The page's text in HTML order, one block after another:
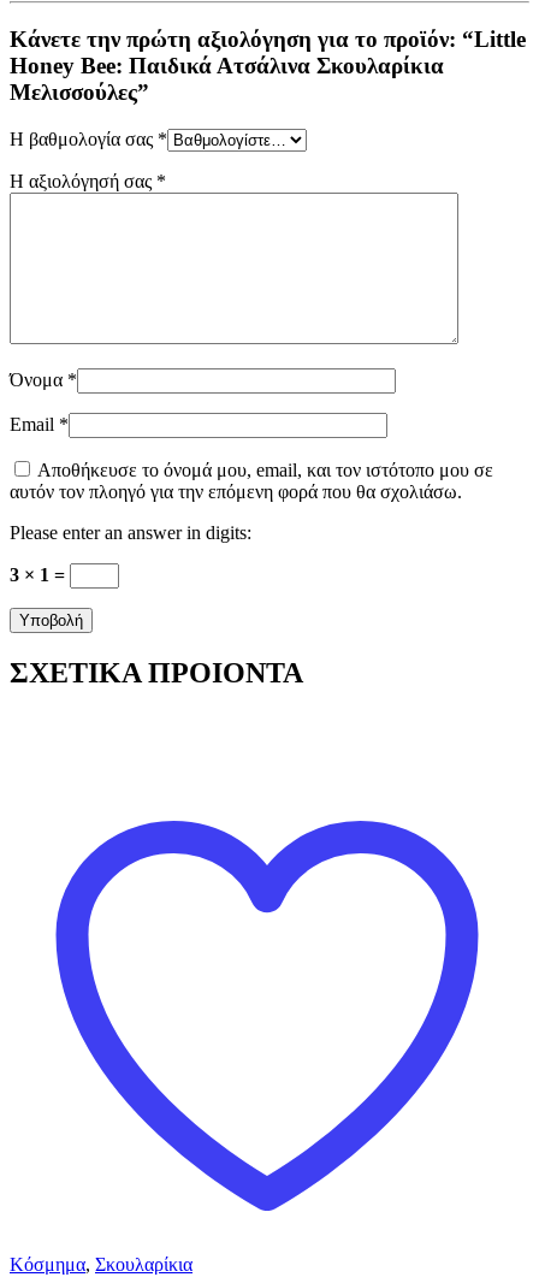
Κάνετε την πρώτη αξιολόγηση για το προϊόν: “Little
Honey Bee: Παιδικά Ατσάλινα Σκουλαρίκια
Μελισσούλες”
Η βαθμολογία σας *
Η αξιολόγησή σας *
Όνομα *
Email *
Αποθήκευσε το όνομά μου, email, και τον ιστότοπο μου σε
αυτόν τον πλοηγό για την επόμενη φορά που θα σχολιάσω.
Please enter an answer in digits:
3 × 1 =
ΣΧΕΤΙΚΑ ΠΡΟΙΟΝΤΑ
Κόσμημα, Σκουλαρίκια